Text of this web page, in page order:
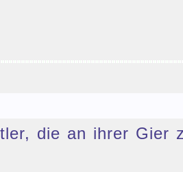
die an ihrer Gier